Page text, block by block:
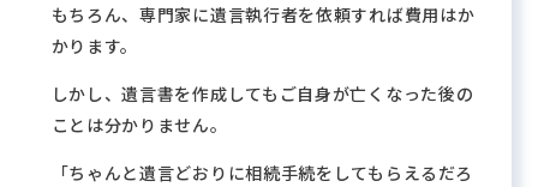
もちろん、専門家に遺言執行者を依頼すれば費用はか
かります。
しかし、遺言書を作成してもご自身が亡くなった後の
ことは分かりません。
「ちゃんと遺言どおりに相続手続をしてもらえるだろ